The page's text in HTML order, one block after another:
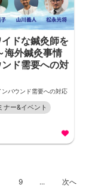
ドな鍼灸師を
海外鍼灸事情
ド需要への対
バウンド需要への対応
ナー&イベント
9 ... 次へ